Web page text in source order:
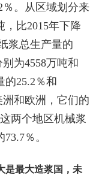
％。从区域划分来
，比2015年下降
浆总生产量的
为4558万吨和
的25.2％和
和欧洲，它们的
两个地区机械浆
％。
是最大造浆国，未